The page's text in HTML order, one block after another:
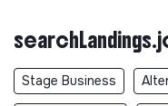
Stage Business